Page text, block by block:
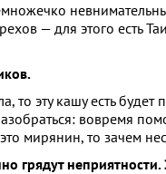
— для этого есть
то эту кашу есть
вовремя
мирянин, то зачем
грядут неприятности.